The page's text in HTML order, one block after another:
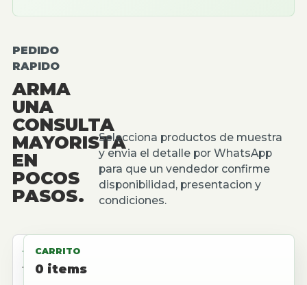
PEDIDO
RAPIDO
ARMA
UNA
CONSULTA
MAYORISTA
EN
POCOS
PASOS.
Selecciona productos de muestra
y envia el detalle por WhatsApp
para que un vendedor confirme
disponibilidad, presentacion y
condiciones.
ALMACEN
Aceite
girasol
CARRITO
0 items